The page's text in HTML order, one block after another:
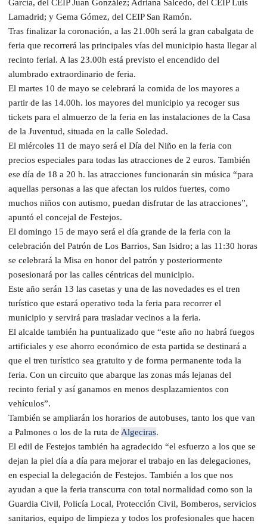
García, del CEIP Juan González; Adriana Salcedo, del CEIP Luis
Lamadrid; y Gema Gómez, del CEIP San Ramón.
Tras finalizar la coronación, a las 21.00h será la gran cabalgata de
feria que recorrerá las principales vías del municipio hasta llegar al
recinto ferial. A las 23.00h está previsto el encendido del
alumbrado extraordinario de feria.
El martes 10 de mayo se celebrará la comida de los mayores a
partir de las 14.00h. los mayores del municipio ya recoger sus
tickets para el almuerzo de la feria en las instalaciones de la Casa
de la Juventud, situada en la calle Soledad.
El miércoles 11 de mayo será el Día del Niño en la feria con
precios especiales para todas las atracciones de 2 euros. También
ese día de 18 a 20 h. las atracciones funcionarán sin música “para
aquellas personas a las que afectan los ruidos fuertes, como
muchos niños con autismo, puedan disfrutar de las atracciones”,
apuntó el concejal de Festejos.
El domingo 15 de mayo será el día grande de la feria con la
celebración del Patrón de Los Barrios, San Isidro; a las 11:30 horas
se celebrará la Misa en honor del patrón y posteriormente
posesionará por las calles céntricas del municipio.
Este año serán 13 las casetas y una de las novedades es el tren
turístico que estará operativo toda la feria para recorrer el
municipio y servirá para trasladar vecinos a la feria.
El alcalde también ha puntualizado que “este año no habrá fuegos
artificiales y ese ahorro económico de esta partida se destinará a
que el tren turístico sea gratuito y de forma permanente toda la
feria. Con un circuito que abarque las zonas más lejanas del
recinto ferial y así ganamos en menos desplazamientos con
vehículos”.
También se ampliarán los horarios de autobuses, tanto los que van
a Palmones o los de la ruta de Algeciras.
El edil de Festejos también ha agradecido “el esfuerzo a los que se
dejan la piel día a día para mejorar el trabajo en las delegaciones,
en especial la delegación de Festejos. También a los que nos
ayudan a que la feria transcurra con total normalidad como son la
Guardia Civil, Policía Local, Protección Civil, Bomberos, servicios
sanitarios, equipo de limpieza y todos los profesionales que hacen